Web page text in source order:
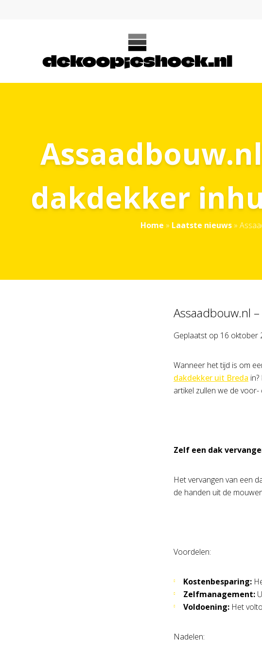
dakdekker
Home » Laatste nieuws »
Assaadbouw.nl
Geplaatst op 16 oktober
Wanneer het tijd is om
dakdekker uit Breda
artikel zullen we de
Zelf een dak
Het vervangen van een
de handen uit de
Voordelen:
Kostenbesparing:
Zelfmanagement:
Voldoening: Het
Nadelen: